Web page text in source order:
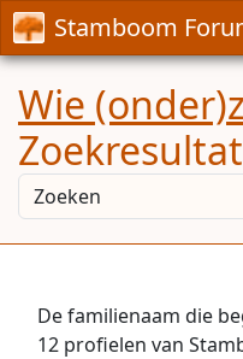
Stamboom
Wie
De familienaam die
12 profielen van